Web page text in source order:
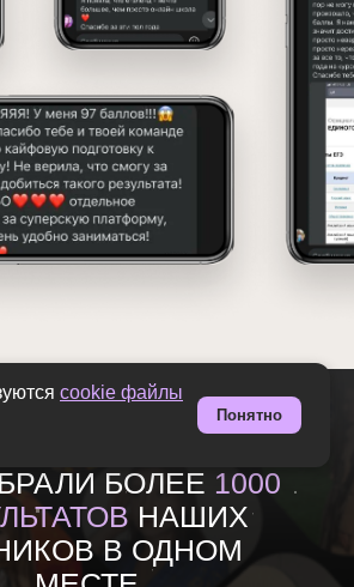
cookie файлы
Понятно
БОЛЕЕ 1000
НАШИХ
В ОДНОМ